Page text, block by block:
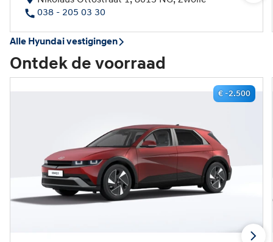
038 - 205 03 30
Alle Hyundai vestigingen
Ontdek de voorraad
€ -2.500